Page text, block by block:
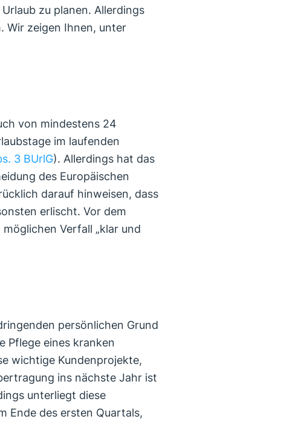
zu planen. Allerdings
Wir zeigen Ihnen, unter
von mindestens 24
im laufenden
3 BUrlG). Allerdings hat das
des Europäischen
darauf hinweisen, dass
erlischt. Vor dem
Verfall „klar und
persönlichen Grund
Pflege eines kranken
wichtige Kundenprojekte,
ins nächste Jahr ist
unterliegt diese
Ende des ersten Quartals,